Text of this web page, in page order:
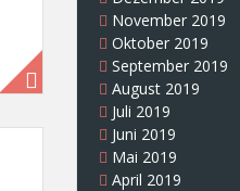
November 2019
Oktober 2019
September 2019
August 2019
Juli 2019
Juni 2019
Mai 2019
April 2019